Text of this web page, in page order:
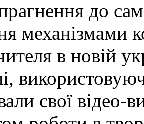
до
механізмами
в новій
свої відео-